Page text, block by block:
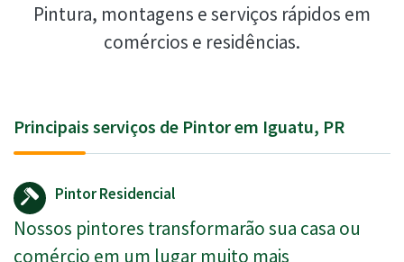
Pintura, montagens e serviços rápidos em
comércios e residências.
Principais serviços de Pintor em Iguatu, PR
Pintor Residencial
Nossos pintores transformarão sua casa ou
comércio em um lugar muito mais